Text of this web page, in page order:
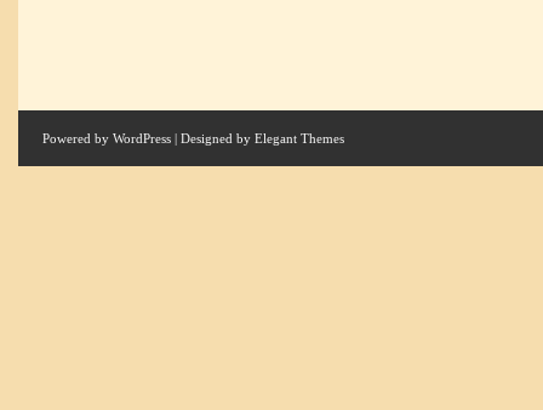
Powered by WordPress | Designed by Elegant Themes